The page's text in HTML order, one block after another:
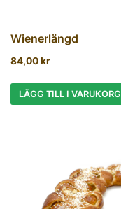
Wienerlängd
84,00kr
LÄGG TILL I VARUKORG